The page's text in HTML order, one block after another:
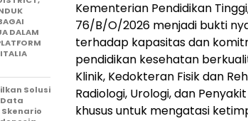
Kementerian Pendidikan
76/B/O/2026 menjadi bukti
terhadap kapasitas dan
pendidikan kesehatan
Klinik, Kedokteran Fisik dan
Radiologi, Urologi, dan
khusus untuk mengatasi
DALAM
Solusi